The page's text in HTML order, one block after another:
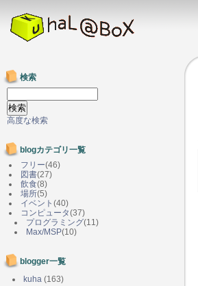
検索
高度な検索
blogカテゴリ一覧
フリー(46)
図書(27)
飲食(8)
場所(5)
イベント (40)
コンピュータ(37)
プログラミング(11)
Max/MSP(10)
blogger一覧
kuha (163)